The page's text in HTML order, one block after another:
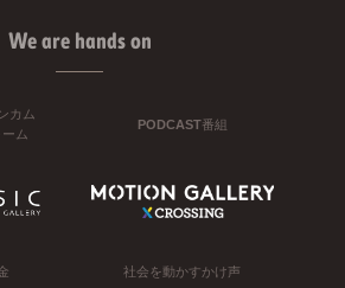
We are hands on
カム
ム
PODCAST番組
社会を動かすかけ声